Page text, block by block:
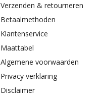
Verzenden & retourneren
Betaalmethoden
Klantenservice
Maattabel
Algemene voorwaarden
Privacy verklaring
Disclaimer